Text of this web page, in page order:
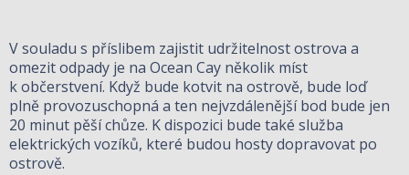
V souladu s příslibem zajistit udržitelnost ostrova a
omezit odpady je na Ocean Cay několik míst
k občerstvení. Když bude kotvit na ostrově, bude loď
plně provozuschopná a ten nejvzdálenější bod bude jen
20 minut pěší chůze. K dispozici bude také služba
elektrických vozíků, které budou hosty dopravovat po
ostrově.